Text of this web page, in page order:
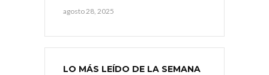
agosto 28, 2025
LO MÁS LEÍDO DE LA SEMANA